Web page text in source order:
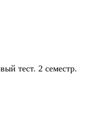
тест. 2 семестр.